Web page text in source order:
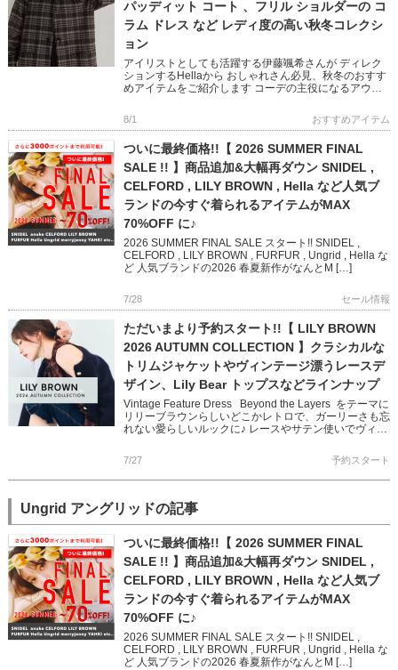
パッディット コート 、フリル ショルダーの コ
ラム ドレス など レディ度の高い秋冬コレクシ
ョン
アイリストとしても活躍する伊藤颯希さんが ディレク
ションするHellaから おしゃれさん必見、秋冬のおすす
めアイテムをご紹介します コーデの主役になるアウタ
ライクと現代の […]
8/1 おすすめアイテム
ついに最終価格!!【 2026 SUMMER FINAL
SALE !! 】商品追加&大幅再ダウン SNIDEL ,
CELFORD , LILY BROWN , Hella など人気ブ
ランドの今すぐ着られるアイテムがMAX
70%OFF に♪
2026 SUMMER FINAL SALE スタート!! SNIDEL ,
CELFORD , LILY BROWN , FURFUR , Ungrid , Hella な
ど 人気ブランドの2026 春夏新作がなんとM […]
7/28 セール情報
ただいまより予約スタート!!【 LILY BROWN
2026 AUTUMN COLLECTION 】クラシカルな
トリムジャケットやヴィンテージ漂うレースデ
ザイン、Lily Bear トップスなどラインナップ
Vintage Feature Dress Beyond the Layers をテーマに
リリーブラウンらしいどこかレトロで、ガーリーさも忘
れない愛らしいルックに♪ レースやサテン使いでヴィン
7/27 予約スタート
Ungrid アングリッドの記事
ついに最終価格!!【 2026 SUMMER FINAL
SALE !! 】商品追加&大幅再ダウン SNIDEL ,
CELFORD , LILY BROWN , Hella など人気ブ
ランドの今すぐ着られるアイテムがMAX
70%OFF に♪
2026 SUMMER FINAL SALE スタート!! SNIDEL ,
CELFORD , LILY BROWN , FURFUR , Ungrid , Hella な
ど 人気ブランドの2026 春夏新作がなんとM […]